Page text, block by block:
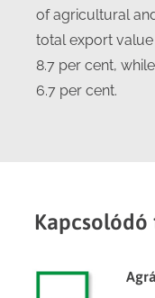
of agricultural
total export
8.7 per cent,
6.7 per cent.
Kapcsolódó